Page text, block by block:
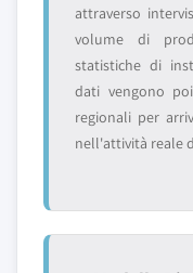
attraverso
volume di
statistiche di
dati vengono
regionali per
nell'attività reale